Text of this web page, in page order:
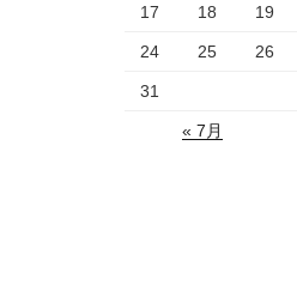
17 18 19
24 25 26
31
« 7月